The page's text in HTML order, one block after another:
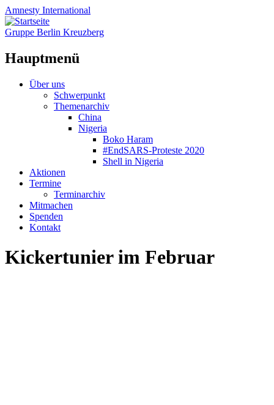
Amnesty International
Gruppe Berlin Kreuzberg
Hauptmenü
Zum
Über uns
Schwerpunkt
Themenarchiv
China
Nigeria
Boko Haram
#EndSARS-Proteste 2020
Shell in Nigeria
Aktionen
Termine
Terminarchiv
Mitmachen
Spenden
Kontakt
Kickertunier im Februar